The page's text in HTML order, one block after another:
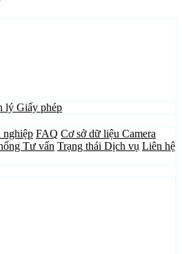
lý Giấy phép
nghiệp FAQ Cơ sở dữ liệu Camera
Tư vấn Trạng thái Dịch vụ Liên hệ